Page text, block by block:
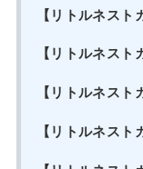
【リトルネスト
【リトルネスト
【リトルネスト
【リトルネスト